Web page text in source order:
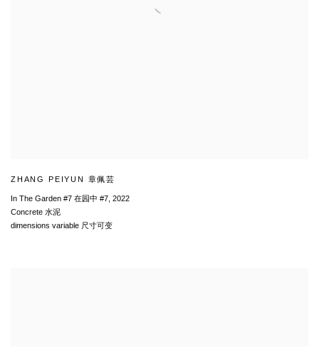
ZHANG PEIYUN 章佩芸
In The Garden #7 在园中 #7 2022
Concrete 水泥
dimensions variable 尺寸可变